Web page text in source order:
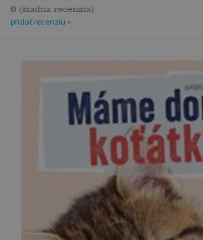
0 (žiadna recenzia)
pridať recenziu »